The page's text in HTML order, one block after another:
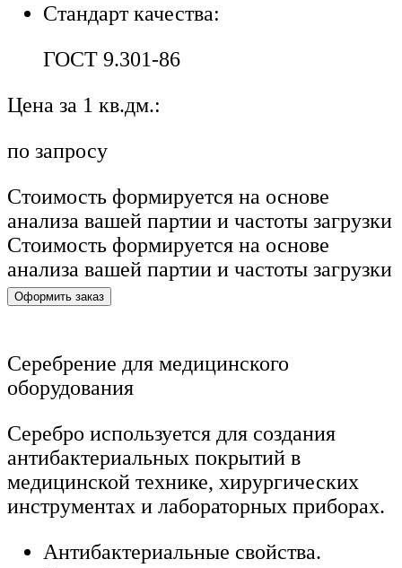
Стандарт качества:
ГОСТ 9.301-86
Цена за 1 кв.дм.:
по запросу
Стоимость формируется на основе
анализа вашей партии и частоты загрузки
Стоимость формируется на основе
анализа вашей партии и частоты загрузки
Оформить заказ
Серебрение для медицинского
оборудования
Серебро используется для создания
антибактериальных покрытий в
медицинской технике, хирургических
инструментах и лабораторных приборах.
Антибактериальные свойства.